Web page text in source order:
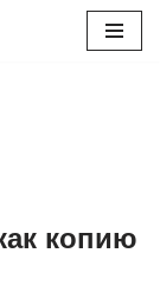
копию